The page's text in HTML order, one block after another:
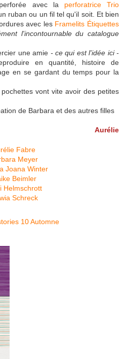
avec la perforatrice Trio
ruban ou un fil tel qu'il soit. Et bien
avec les Framelits Étiquettes
l'incontournable du catalogue
une amie - ce qui est l'idée ici -
en quantité, histoire de
en se gardant du temps pour la
vont vite avoir des petites
de Barbara et des autres filles
Aurélie
Fabre
Meyer
Joana Winter
Beimler
Helmschrott
Schreck